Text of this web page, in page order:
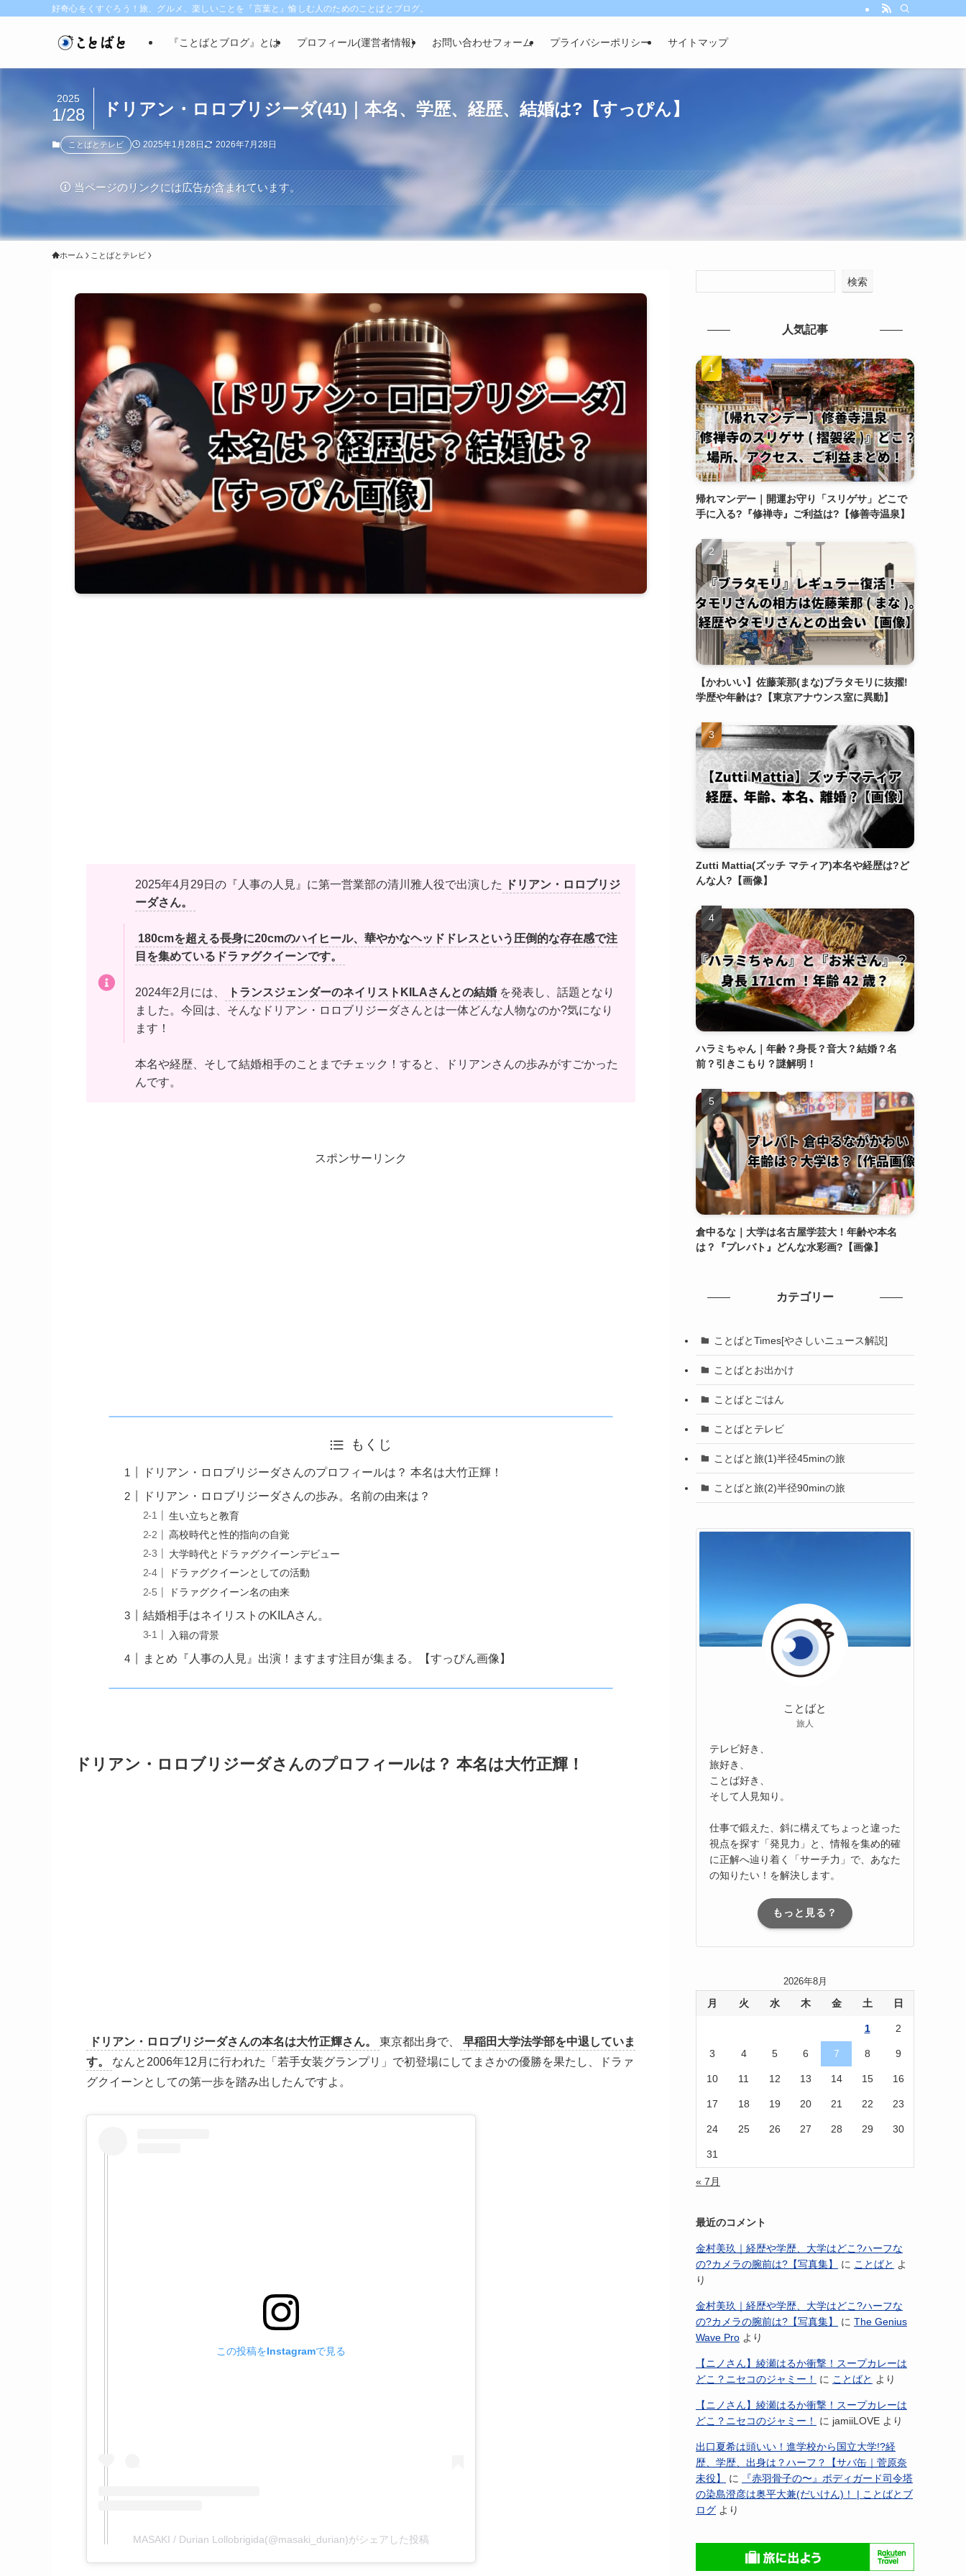
好奇心をくすぐろう！旅、グルメ、楽しいことを『言葉と』愉しむ人のためのことばとブログ。
『ことばとブログ』とは プロフィール(運営者情報) お問い合わせフォーム プライバシーポリシー サイトマップ
ドリアン・ロロブリジーダ(41)｜本名、学歴、経歴、結婚は?【すっぴん】
2025
1/28
ことばとテレビ 2025年1月28日 2026年7月28日
当ページのリンクには広告が含まれています。
ホーム ことばとテレビ
2025年4月29日の『人事の人見』に第一営業部の清川雅人役で出演した
ドリアン・ロロブリジ
ーダさん。
180cmを超える長身に20cmのハイヒール、華やかなヘッドドレスという圧倒的な存在感で注
目を集めているドラァグクイーンです。
2024年2月には、 トランスジェンダーのネイリストKILAさんとの結婚 を発表し、話題となり
ました。今回は、そんなドリアン・ロロブリジーダさんとは一体どんな人物なのか?気になり
ます！
本名や経歴、そして結婚相手のことまでチェック！すると、ドリアンさんの歩みがすごかった
んです。
スポンサーリンク
もくじ
ドリアン・ロロブリジーダさんのプロフィールは？ 本名は大竹正輝！
ドリアン・ロロブリジーダさんの歩み。名前の由来は？
生い立ちと教育
高校時代と性的指向の自覚
大学時代とドラァグクイーンデビュー
ドラァグクイーンとしての活動
ドラァグクイーン名の由来
結婚相手はネイリストのKILAさん。
入籍の背景
まとめ『人事の人見』出演！ますます注目が集まる。【すっぴん画像】
ドリアン・ロロブリジーダさんのプロフィールは？ 本名は大竹正輝！
ドリアン・ロロブリジーダさんの本名は大竹正輝さん。 東京都出身で、
早稲田大学法学部を中退していま
す。
なんと2006年12月に行われた「若手女装グランプリ」で初登場にしてまさかの優勝を果たし、ドラァ
グクイーンとしての第一歩を踏み出したんですよ。
この投稿をInstagramで見る
MASAKI / Durian Lollobrigida(@masaki_durian)がシェアした投稿
検索
人気記事
帰れマンデー｜開運お守り「スリゲサ」どこで
手に入る?『修禅寺』ご利益は?【修善寺温泉】
【かわいい】佐藤茉那(まな)ブラタモリに抜擢!
学歴や年齢は?【東京アナウンス室に異動】
Zutti Mattia(ズッチ マティア)本名や経歴は?ど
んな人?【画像】
ハラミちゃん｜年齢？身長？音大？結婚？名
前？引きこもり？謎解明！
倉中るな｜大学は名古屋学芸大！年齢や本名
は？『プレバト』どんな水彩画?【画像】
カテゴリー
ことばとTimes[やさしいニュース解説]
ことばとお出かけ
ことばとごはん
ことばとテレビ
ことばと旅(1)半径45minの旅
ことばと旅(2)半径90minの旅
ことばと
旅人
テレビ好き、
旅好き、
ことば好き、
そして人見知り。
仕事で鍛えた、斜に構えてちょっと違った
視点を探す「発見力」と、情報を集め的確
に正解へ辿り着く「サーチ力」で、あなた
の知りたい！を解決します。
もっと見る？
2026年8月
月 火 水 木 金 土 日
1 2
3 4 5 6 7 8 9
10 11 12 13 14 15 16
17 18 19 20 21 22 23
24 25 26 27 28 29 30
31
« 7月
最近のコメント
金村美玖｜経歴や学歴、大学はどこ?ハーフな
の?カメラの腕前は?【写真集】
に ことばと よ
り
金村美玖｜経歴や学歴、大学はどこ?ハーフな
の?カメラの腕前は?【写真集】
に The Genius
Wave Pro より
【ニノさん】綾瀬はるか衝撃！スープカレーは
どこ？ニセコのジャミー！
に ことばと より
【ニノさん】綾瀬はるか衝撃！スープカレーは
どこ？ニセコのジャミー！
に jamiiLOVE より
出口夏希は頭いい！進学校から国立大学!?経
歴、学歴、出身は？ハーフ？【サバ缶｜菅原奈
未役】
に
『赤羽骨子の〜』ボディガード司令塔
の染島澄彦は奥平大兼(だいけん)！ | ことばとブ
ログ より